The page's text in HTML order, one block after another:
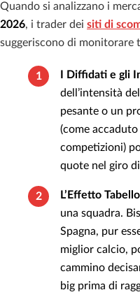
Quando si analizzano i
2026, i trader dei siti di
suggeriscono di monitorare
I Diffidati e gli
dell’intensità
pesante o un
(come
competizioni)
quote nel giro
L’Effetto
una squadra.
Spagna, pur
miglior calcio,
cammino
big prima di